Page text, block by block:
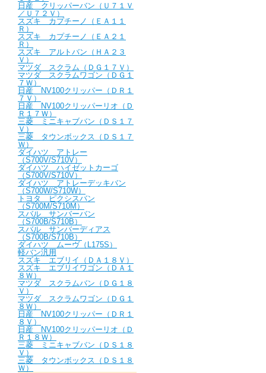
日産 クリッパーバン（Ｕ７１Ｖ
／Ｕ７２Ｖ）
スズキ カプチーノ（ＥＡ１１
Ｒ）
スズキ カプチーノ（ＥＡ２１
Ｒ）
スズキ アルトバン（ＨＡ２３
Ｖ）
マツダ スクラム（ＤＧ１７Ｖ）
マツダ スクラムワゴン（ＤＧ１
７Ｗ）
日産 NV100クリッパー（ＤＲ１
７Ｖ）
日産 NV100クリッパーリオ（Ｄ
Ｒ１７Ｗ）
三菱 ミニキャブバン（ＤＳ１７
Ｖ）
三菱 タウンボックス（ＤＳ１７
Ｗ）
ダイハツ アトレー
（S700V/S710V）
ダイハツ ハイゼットカーゴ
（S700V/S710V）
ダイハツ アトレーデッキバン
（S700W/S710W）
トヨタ ピクシスバン
（S700M/S710M）
スバル サンバーバン
（S700B/S710B）
スバル サンバーディアス
（S700B/S710B）
ダイハツ ムーヴ（L175S）
軽バン汎用
スズキ エブリイ（ＤＡ１８Ｖ）
スズキ エブリイワゴン（ＤＡ１
８Ｗ）
マツダ スクラムバン（ＤＧ１８
Ｖ）
マツダ スクラムワゴン（ＤＧ１
８Ｗ）
日産 NV100クリッパー（ＤＲ１
８Ｖ）
日産 NV100クリッパーリオ（Ｄ
Ｒ１８Ｗ）
三菱 ミニキャブバン（ＤＳ１８
Ｖ）
三菱 タウンボックス（ＤＳ１８
Ｗ）